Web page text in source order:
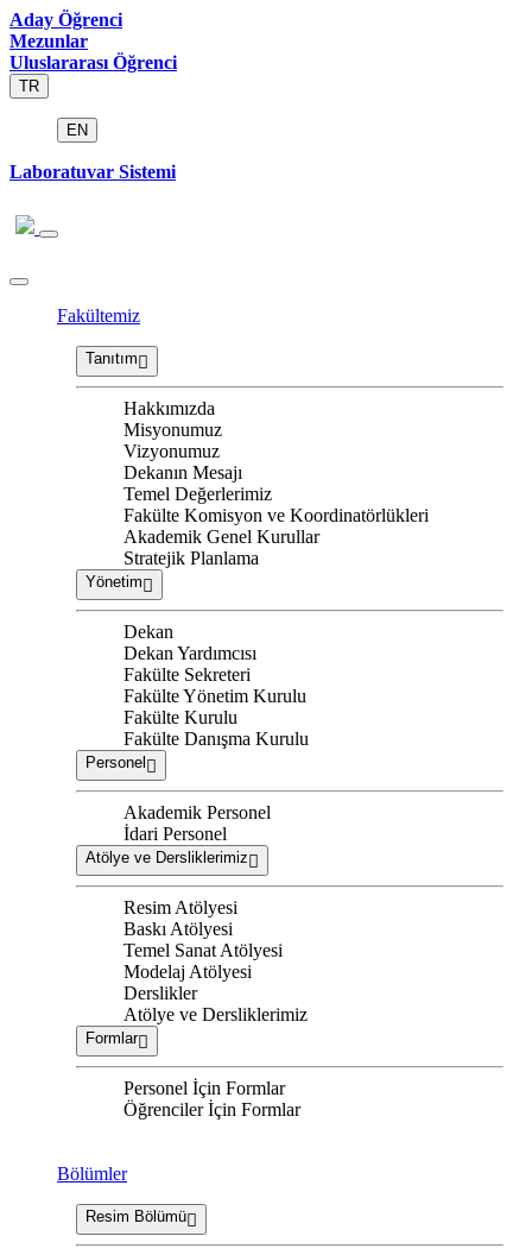
Aday Öğrenci
Mezunlar
Uluslararası Öğrenci
TR
EN
Laboratuvar Sistemi
Fakültemiz
Tanıtım
Hakkımızda
Misyonumuz
Vizyonumuz
Dekanın Mesajı
Temel Değerlerimiz
Fakülte Komisyon ve Koordinatörlükleri
Akademik Genel Kurullar
Stratejik Planlama
Yönetim
Dekan
Dekan Yardımcısı
Fakülte Sekreteri
Fakülte Yönetim Kurulu
Fakülte Kurulu
Fakülte Danışma Kurulu
Personel
Akademik Personel
İdari Personel
Atölye ve Dersliklerimiz
Resim Atölyesi
Baskı Atölyesi
Temel Sanat Atölyesi
Modelaj Atölyesi
Derslikler
Atölye ve Dersliklerimiz
Formlar
Personel İçin Formlar
Öğrenciler İçin Formlar
Bölümler
Resim Bölümü